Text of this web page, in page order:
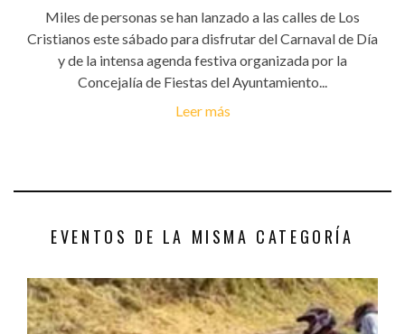
Miles de personas se han lanzado a las calles de Los
Cristianos este sábado para disfrutar del Carnaval de Día
y de la intensa agenda festiva organizada por la
Concejalía de Fiestas del Ayuntamiento...
Leer más
EVENTOS DE LA MISMA CATEGORÍA